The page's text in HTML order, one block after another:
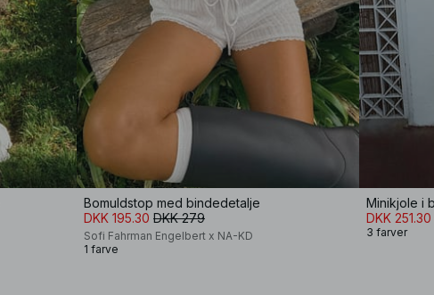
Bomuldstop med bindedetalje
DKK 195.30 DKK 279
Sofi Fahrman Engelbert x NA-KD
1 farve
DKK 251.30
3 farver